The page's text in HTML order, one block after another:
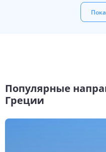
Популярные
Греции